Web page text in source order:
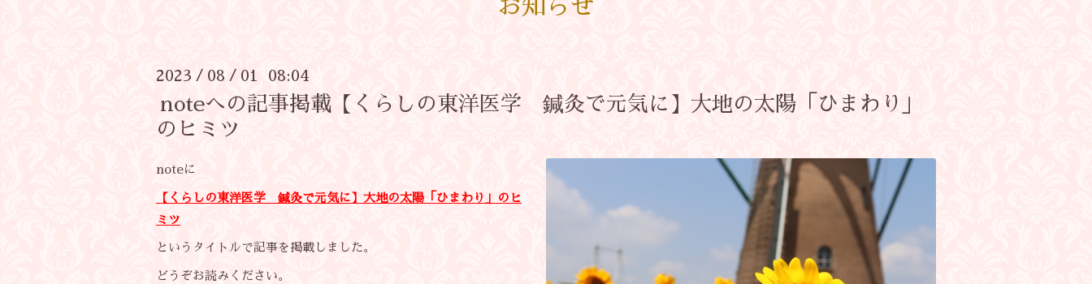
お知らせ
2023 / 08 / 01 08:04
noteへの記事掲載【くらしの東洋医学 鍼灸で元気に】大地の太陽「ひまわり」
のヒミツ
noteに
【くらしの東洋医学 鍼灸で元気に】大地の太陽「ひまわり」のヒ
ミツ
というタイトルで記事を掲載しました。
どうぞお読みください。